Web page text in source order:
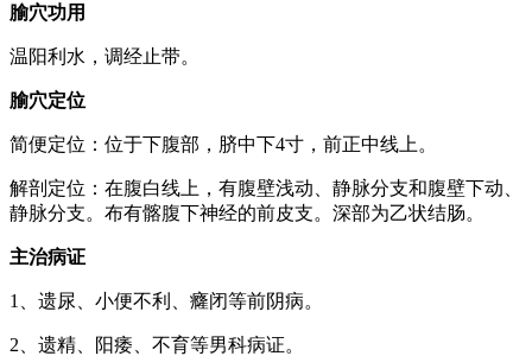
腧穴功用
温阳利水，调经止带。
腧穴定位
简便定位：位于下腹部，脐中下4寸，前正中线上。
解剖定位：在腹白线上，有腹壁浅动、静脉分支和腹壁下动、
静脉分支。布有髂腹下神经的前皮支。深部为乙状结肠。
主治病证
1、遗尿、小便不利、癃闭等前阴病。
2、遗精、阳痿、不育等男科病证。